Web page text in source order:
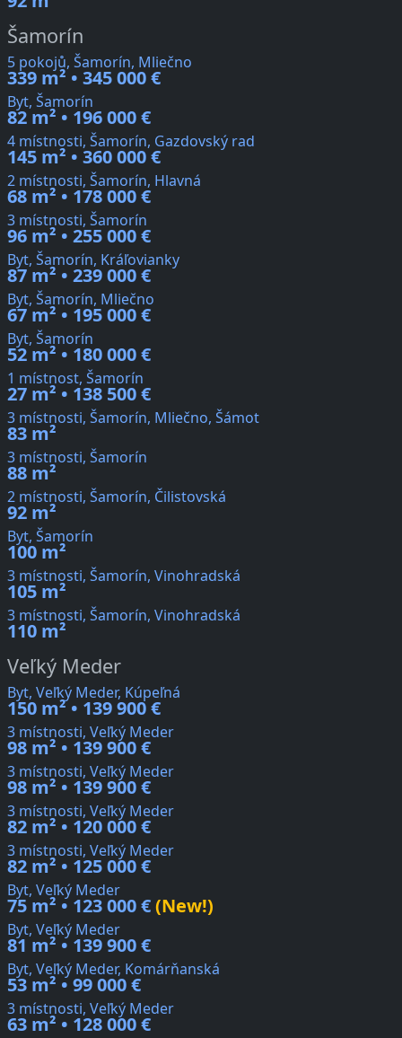
Šamorín
5 pokojů, Šamorín, Mliečno
339 m² • 345 000 €
Byt, Šamorín
82 m² • 196 000 €
4 místnosti, Šamorín, Gazdovský rad
145 m² • 360 000 €
2 místnosti, Šamorín, Hlavná
68 m² • 178 000 €
3 místnosti, Šamorín
96 m² • 255 000 €
Byt, Šamorín, Kráľovianky
87 m² • 239 000 €
Byt, Šamorín, Mliečno
67 m² • 195 000 €
Byt, Šamorín
52 m² • 180 000 €
1 místnost, Šamorín
27 m² • 138 500 €
3 místnosti, Šamorín, Mliečno, Šámot
83 m²
3 místnosti, Šamorín
88 m²
2 místnosti, Šamorín, Čilistovská
92 m²
Byt, Šamorín
100 m²
3 místnosti, Šamorín, Vinohradská
105 m²
3 místnosti, Šamorín, Vinohradská
110 m²
Veľký Meder
Byt, Veľký Meder, Kúpeľná
150 m² • 139 900 €
3 místnosti, Veľký Meder
98 m² • 139 900 €
3 místnosti, Veľký Meder
98 m² • 139 900 €
3 místnosti, Veľký Meder
82 m² • 120 000 €
3 místnosti, Veľký Meder
82 m² • 125 000 €
Byt, Veľký Meder
75 m² • 123 000 €(New!)
Byt, Veľký Meder
81 m² • 139 900 €
Byt, Veľký Meder, Komárňanská
53 m² • 99 000 €
3 místnosti, Veľký Meder
63 m² • 128 000 €